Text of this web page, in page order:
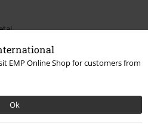
EMP Online Shop for customers from
Ok
Rabatt